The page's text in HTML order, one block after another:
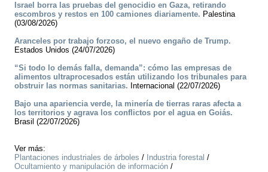
Israel borra las pruebas del genocidio en Gaza, retirando
escombros y restos en 100 camiones diariamente. Palestina
(03/08/2026)
Aranceles por trabajo forzoso, el nuevo engaño de Trump.
Estados Unidos (24/07/2026)
“Si todo lo demás falla, demanda”: cómo las empresas de
alimentos ultraprocesados están utilizando los tribunales para
obstruir las normas sanitarias. Internacional (22/07/2026)
Bajo una apariencia verde, la minería de tierras raras afecta a
los territorios y agrava los conflictos por el agua en Goiás.
Brasil (22/07/2026)
Ver más:
Plantaciones industriales de árboles / Industria forestal /
Ocultamiento y manipulación de información /